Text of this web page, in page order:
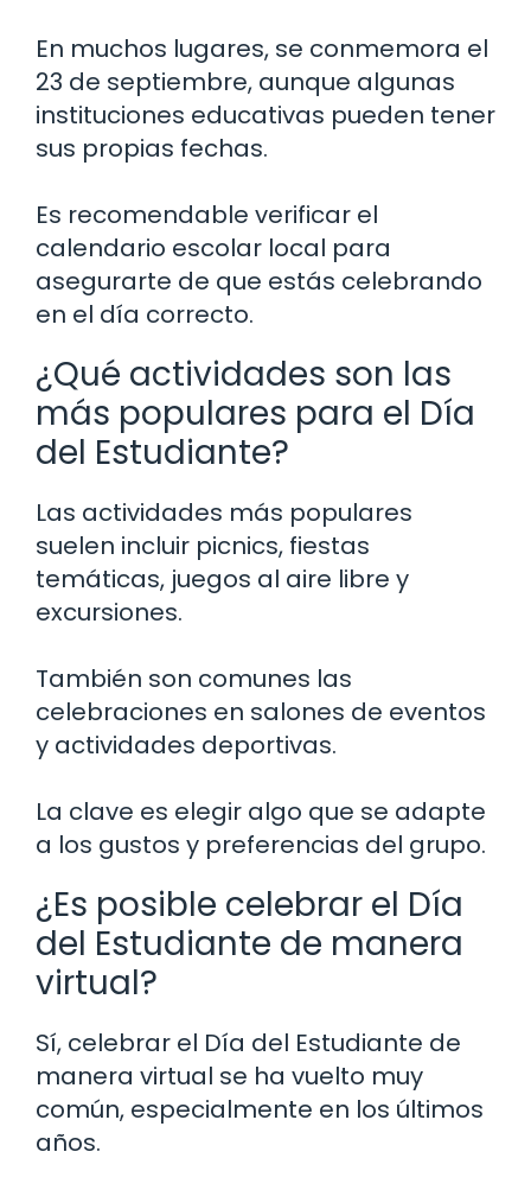
En muchos lugares, se conmemora el
23 de septiembre, aunque algunas
instituciones educativas pueden tener
sus propias fechas.
Es recomendable verificar el
calendario escolar local para
asegurarte de que estás celebrando
en el día correcto.
¿Qué actividades son las
más populares para el Día
del Estudiante?
Las actividades más populares
suelen incluir picnics, fiestas
temáticas, juegos al aire libre y
excursiones.
También son comunes las
celebraciones en salones de eventos
y actividades deportivas.
La clave es elegir algo que se adapte
a los gustos y preferencias del grupo.
¿Es posible celebrar el Día
del Estudiante de manera
virtual?
Sí, celebrar el Día del Estudiante de
manera virtual se ha vuelto muy
común, especialmente en los últimos
años.